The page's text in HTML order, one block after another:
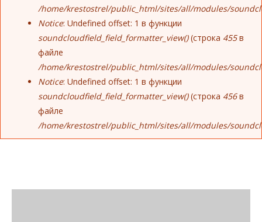
/home/krestostrel/public_html/sites/all/modules/
Notice: Undefined offset: 1 в функции
soundcloudfield_field_formatter_view()(строка 455в
файле
/home/krestostrel/public_html/sites/all/modules/
Notice: Undefined offset: 1 в функции
soundcloudfield_field_formatter_view()(строка 456в
файле
/home/krestostrel/public_html/sites/all/modules/